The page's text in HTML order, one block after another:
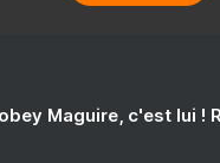
Maguire, c'est lui !